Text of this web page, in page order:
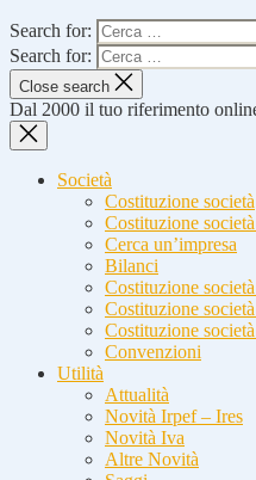
Search for:
Search for:
Close search
Dal 2000 il tuo riferimento
Società
Costituzione società
Costituzione
Cerca un’impresa
Bilanci
Costituzione
Costituzione
Costituzione
Convenzioni
Utilità
Attualità
Novità Irpef – Ires
Novità Iva
Altre Novità